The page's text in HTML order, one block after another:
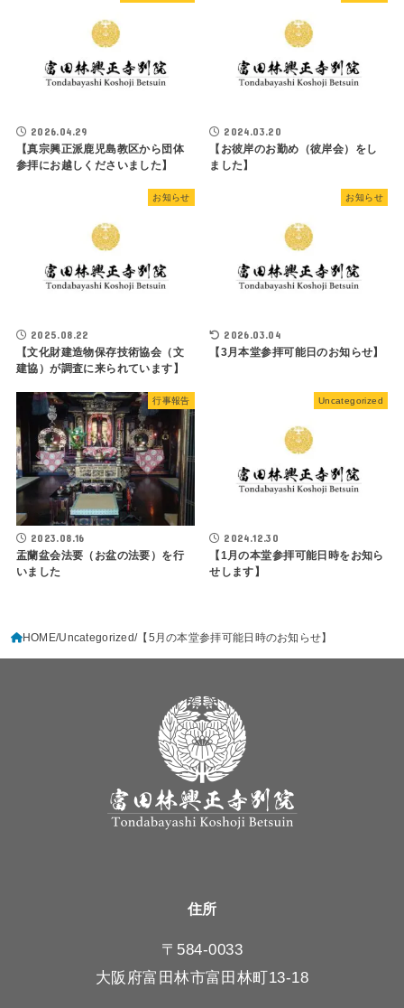
2026.04.29
【真宗興正派鹿児島教区から団体
参拝にお越しくださいました】
2024.03.20
【お彼岸のお勤め（彼岸会）をし
ました】
お知らせ
2025.08.22
【文化財建造物保存技術協会（文
建協）が調査に来られています】
お知らせ
2026.03.04
【3月本堂参拝可能日のお知らせ】
行事報告
2023.08.16
盂蘭盆会法要（お盆の法要）を行
いました
Uncategorized
2024.12.30
【1月の本堂参拝可能日時をお知ら
せします】
HOME Uncategorized 【5月の本堂参拝可能日時のお知らせ】
住所
〒584-0033
大阪府富田林市富田林町13-18